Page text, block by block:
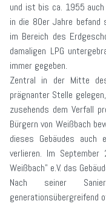
und ist bis ca. 1955
in die 80er Jahre befand
im Bereich des
damaligen LPG
immer gegeben.
Zentral in der Mitte
prägnanter Stelle
zusehends dem Verfall
Bürgern von Weißbach
dieses Gebäudes
verlieren. Im
Weißbach" e.V. das
Nach seiner
generationsübergreifend